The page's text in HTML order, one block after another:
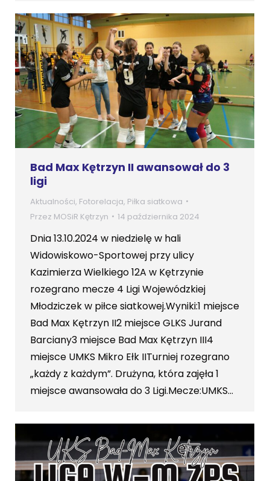
Bad Max Kętrzyn II awansował do 3
ligi
Aktualności, Fotorelacja, Piłka siatkowa
Przez MOSiR Kętrzyn 14 października 2024
Dnia 13.10.2024 w niedzielę w hali
Widowiskowo-Sportowej przy ulicy
Kazimierza Wielkiego 12A w Kętrzynie
rozegrano mecze 4 Ligi Wojewódzkiej
Młodziczek w piłce siatkowej.Wyniki:1 miejsce
Bad Max Kętrzyn II2 miejsce GLKS Jurand
Barciany3 miejsce Bad Max Kętrzyn III4
miejsce UMKS Mikro Ełk IITurniej rozegrano
„każdy z każdym”. Drużyna, która zajęła 1
miejsce awansowała do 3 Ligi.Mecze:UMKS…